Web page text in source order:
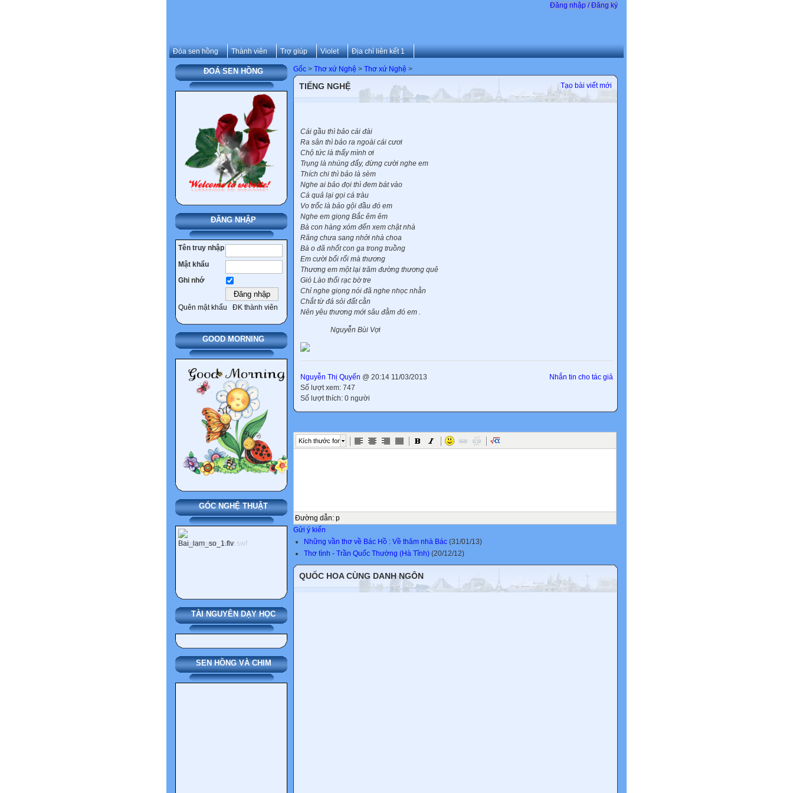
Đăng nhập / Đăng ký
Đóa sen hồng Thành viên Trợ giúp Violet Địa chỉ liên kết 1
ĐOÁ SEN HỒNG
ĐĂNG NHẬP
Tên truy nhập
Mật khẩu
Ghi nhớ
Quên mật khẩu ĐK thành viên
GOOD MORNING
GÓC NGHỆ THUẬT
TÀI NGUYÊN DẠY HỌC
SEN HỒNG VÀ CHIM
Gốc > Thơ xứ Nghệ > Thơ xứ Nghệ >
Tạo bài viết mới
TIẾNG NGHỆ
Cái gầu thì bảo cái đài
Ra sân thì bảo ra ngoài cái cươi
Chộ tức là thấy mình ơi
Trụng là nhúng đấy, đừng cười nghe em
Thích chi thì bảo là sèm
Nghe ai bảo đọi thì đem bát vào
Cá quả lại gọi cá tràu
Vo trốc là bảo gội đầu đó em
Nghe em giọng Bắc êm êm
Bà con hàng xóm đến xem chật nhà
Răng chưa sang nhởi nhà choa
Bà o đã nhốt con ga trong truồng
Em cười bối rối mà thương
Thương em một lại trăm đường thương quê
Gió Lào thổi rạc bờ tre
Chỉ nghe giọng nói đã nghe nhọc nhằn
Chắt từ đá sỏi đất cằn
Nên yêu thương mới sâu đằm đó em .
Nguyễn Bùi Vợi
Nhắn tin cho tác giả
Nguyễn Thị Quyến @ 20:14 11/03/2013
Số lượt xem: 747
Số lượt thích: 0 người
Kích thước font
Đường dẫn: p
Gửi ý kiến
Những vần thơ về Bác Hồ : Về thăm nhà Bác (31/01/13)
Thơ tình - Trần Quốc Thường (Hà Tĩnh) (20/12/12)
QUỐC HOA CÙNG DANH NGÔN